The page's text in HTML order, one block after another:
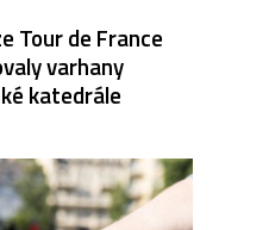
Tour de France
varhany
katedrále